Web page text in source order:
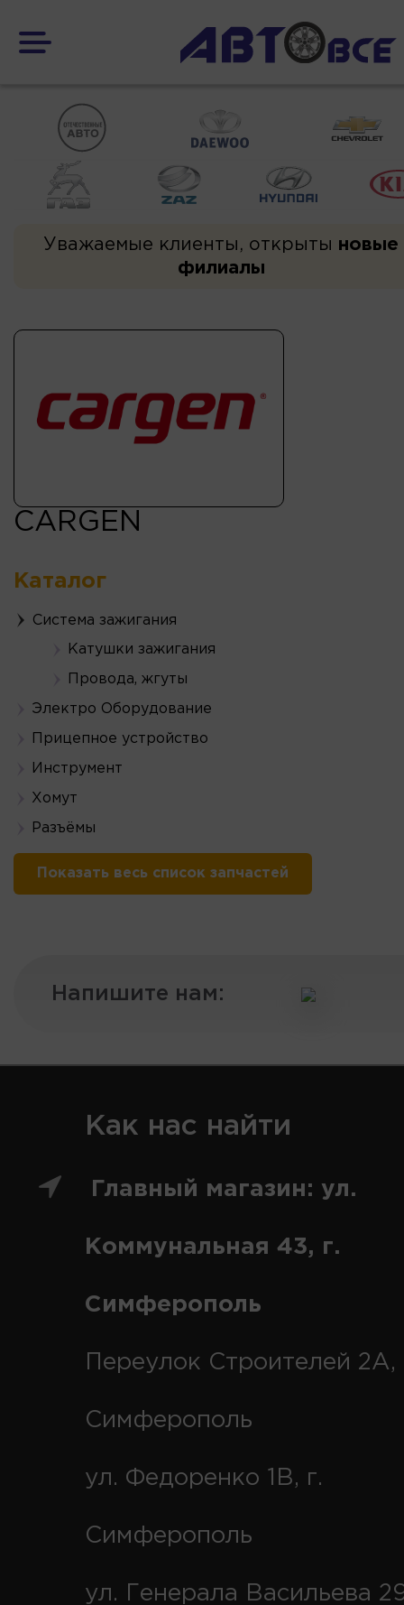
Уважаемые клиенты, открыты новые
филиалы
CARGEN
Каталог
Система зажигания
Катушки зажигания
Провода, жгуты
Электро Оборудование
Прицепное устройство
Инструмент
Хомут
Разъёмы
Показать весь список запчастей
Напишите нам:
Как нас найти
Главный магазин: ул.
Коммунальная 43, г.
Симферополь
Переулок Строителей 2А,
Симферополь
ул. Федоренко 1В, г.
Симферополь
ул. Генерала Васильева